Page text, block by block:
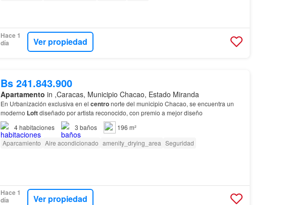
Hace 1
día
Ver propiedad
Bs 241.843.900
Apartamento in ,Caracas, Municipio Chacao, Estado Miranda
En Urbanización exclusiva en el centronorte del municipio Chacao, se encuentra un
moderno Loftdiseñado por artista reconocido, con premio a mejor diseño
4habitaciones 3 baños
196 m²
Aparcamiento Aire acondicionado amenity_drying_area Seguridad
Hace 1
día
Ver propiedad